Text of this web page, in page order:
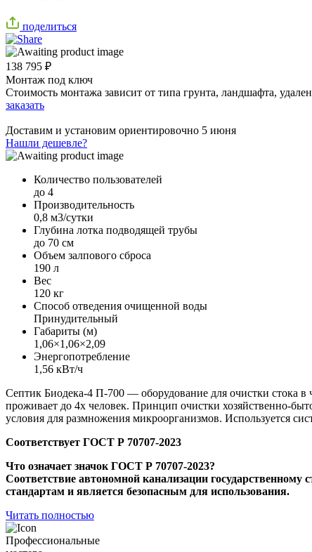
поделиться
138 795 ₽
Монтаж под ключ
Стоимость монтажа зависит от типа грунта, ландшафта,
заказать
Доставим и установим ориентировочно 5 июня
Нашли дешевле?
Количество пользователей
до 4
Производительность
0,8 м3/сутки
Глубина лотка подводящей трубы
до 70 см
Объем залпового сброса
190 л
Вес
120 кг
Способ отведения очищенной воды
Принудительный
Габариты (м)
1,06×1,06×2,09
Энергопотребление
1,56 кВт/ч
Септик Биодека-4 П-700 — оборудование для очистки стока
проживает до 4х человек. Принцип очистки хозяйственно-
условия для размножения микроорганизмов. Используется
Соответствует ГОСТ Р 70707-2023
Что означает значок ГОСТ Р 70707-2023?
Соответствие автономной канализации
стандартам и является безопасным для использования.
Читать полностью
Профессиональные